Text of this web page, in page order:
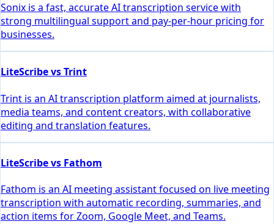
Sonix is a fast, accurate AI transcription service with
strong multilingual support and pay-per-hour pricing for
businesses.
LiteScribe vs Trint
Trint is an AI transcription platform aimed at journalists,
media teams, and content creators, with collaborative
editing and translation features.
LiteScribe vs Fathom
Fathom is an AI meeting assistant focused on live meeting
transcription with automatic recording, summaries, and
action items for Zoom, Google Meet, and Teams.